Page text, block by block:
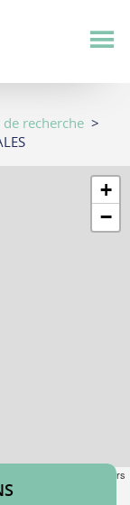
de recherche >
+
−
contributors